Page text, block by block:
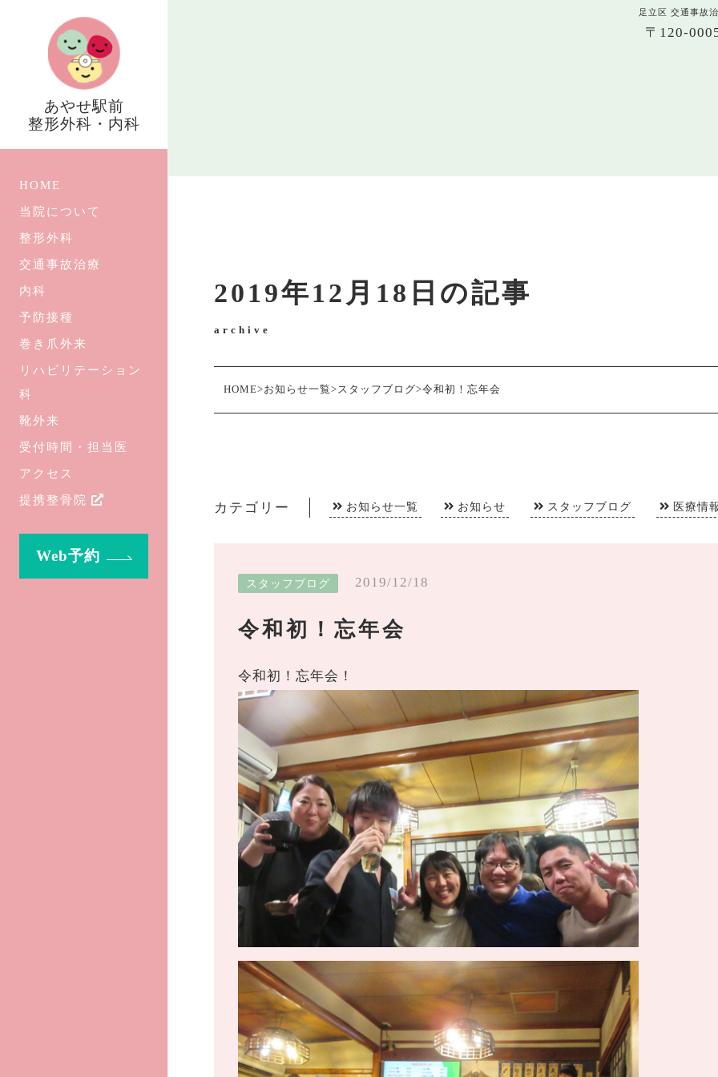
足立区 交通事故
あやせ駅前
整形外科・内科
HOME
当院について
整形外科
交通事故治療
内科
予防接種
巻き爪外来
リハビリテーション
科
靴外来
受付時間・担当医
アクセス
提携整骨院
Web予約
〒120-
2019年12月18日の記事
archive
HOME>お知らせ一覧>スタッフブログ>令和初！忘年会
カテゴリー お知らせ一覧 お知らせ スタッフブログ 医療情
スタッフブログ 2019/12/18
令和初！忘年会
令和初！忘年会！